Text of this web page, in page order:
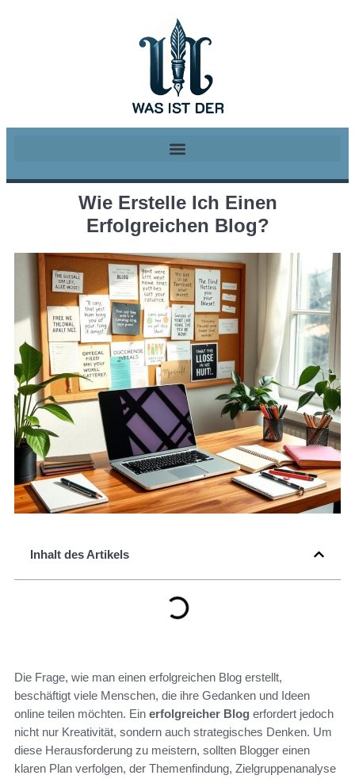
Wie Erstelle Ich Einen
Erfolgreichen Blog?
Inhalt des Artikels
Die Frage, wie man einen erfolgreichen Blog erstellt,
beschäftigt viele Menschen, die ihre Gedanken und Ideen
online teilen möchten. Ein erfolgreicher Blog erfordert jedoch
nicht nur Kreativität, sondern auch strategisches Denken. Um
diese Herausforderung zu meistern, sollten Blogger einen
klaren Plan verfolgen, der Themenfindung, Zielgruppenanalyse